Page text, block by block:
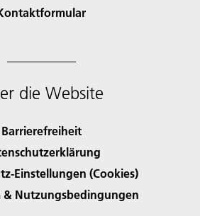
die Website
Barrierefreiheit
Einstellungen (Cookies)
& Nutzungsbedingungen